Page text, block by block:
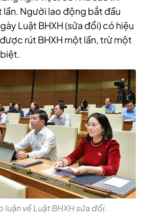
lần. Người lao động bắt đầu
Luật BHXH (sửa đổi) có hiệu
rút BHXH một lần, trừ một
luận về Luật BHXH sửa đổi.